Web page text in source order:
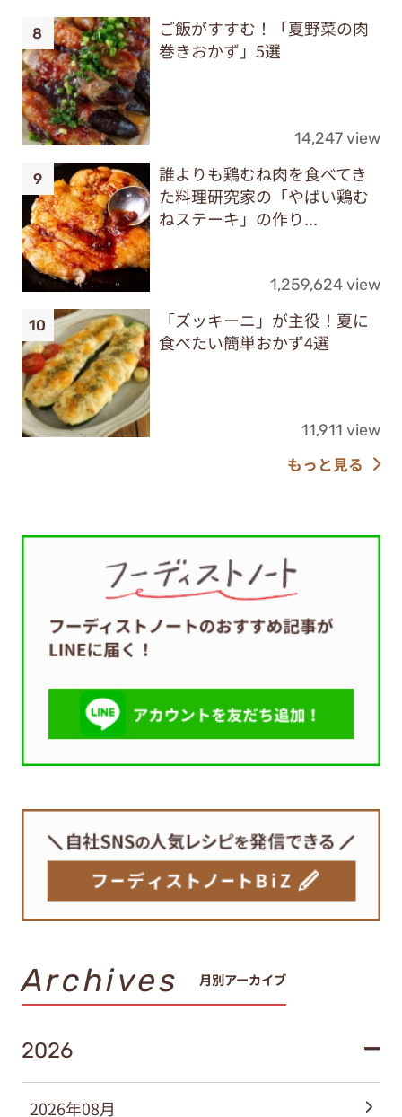
ご飯がすすむ！「夏野菜の肉
巻きおかず」5選
14,247 view
誰よりも鶏むね肉を食べてき
た料理研究家の「やばい鶏む
ねステーキ」の作り...
1,259,624 view
「ズッキーニ」が主役！夏に
食べたい簡単おかず4選
11,911 view
もっと見る
Archives 月別アーカイブ
2026
2026年08月